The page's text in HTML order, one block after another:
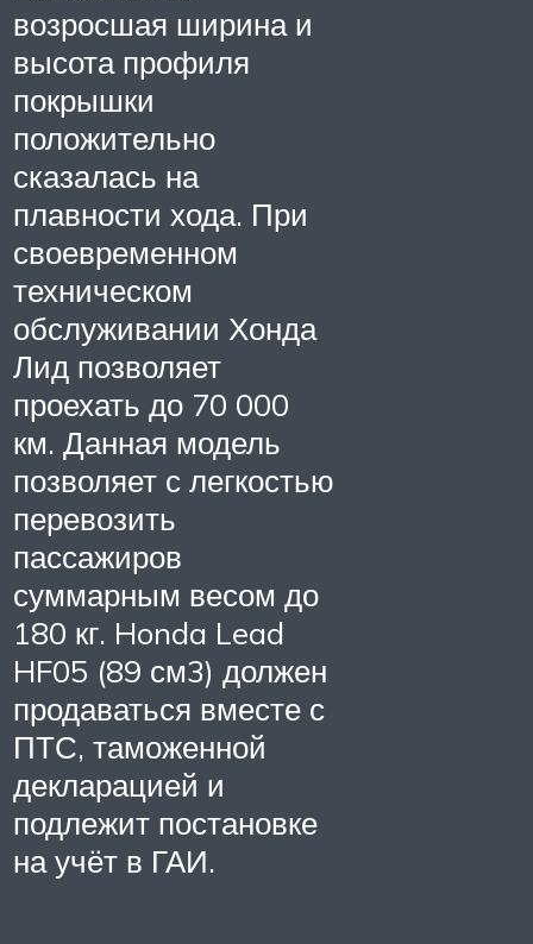
возросшая ширина и
высота профиля
покрышки
положительно
сказалась на
плавности хода. При
своевременном
техническом
обслуживании Хонда
Лид позволяет
проехать до 70 000
км. Данная модель
позволяет с легкостью
перевозить
пассажиров
суммарным весом до
180 кг. Honda Lead
HF05 (89 см3) должен
продаваться вместе с
ПТС, таможенной
декларацией и
подлежит постановке
на учёт в ГАИ.